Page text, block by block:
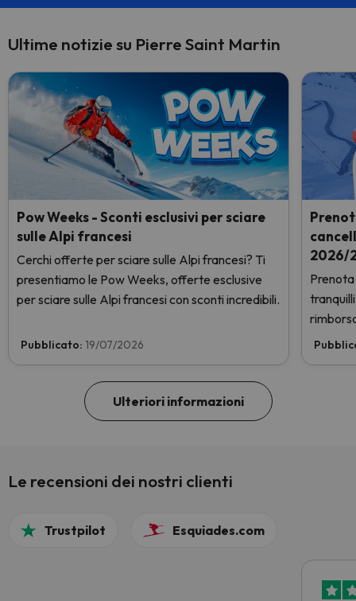
Ultime notizie su Pierre Saint Martin
Pow Weeks - Sconti esclusivi per sciare
sulle Alpi francesi
Cerchi offerte per sciare sulle Alpi francesi? Ti
presentiamo le Pow Weeks, offerte esclusive
per sciare sulle Alpi francesi con sconti incredibili.
Pubblicato: 19/07/2026
2026/
Ulteriori informazioni
Le recensioni dei nostri clienti
Trustpilot Esquiades.com